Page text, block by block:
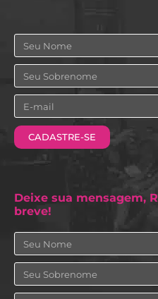
Nome
Sobrenome
Email
CADASTRE-SE
Deixe sua mensagem,
breve!
Nome
Sobrenome